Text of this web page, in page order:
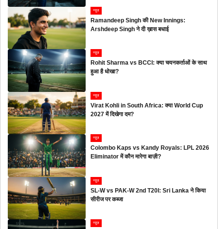
न्यूज
Ramandeep Singh की New Innings:
Arshdeep Singh ने दी ख़ास बधाई
न्यूज
Rohit Sharma vs BCCI: क्या चयनकर्ताओं के साथ
हुआ है धोखा?
न्यूज
Virat Kohli in South Africa: क्या World Cup
2027 में दिखेगा दम?
न्यूज
Colombo Kaps vs Kandy Royals: LPL 2026
Eliminator में कौन मारेगा बाज़ी?
न्यूज
SL-W vs PAK-W 2nd T20I: Sri Lanka ने किया
सीरीज पर कब्जा
न्यूज